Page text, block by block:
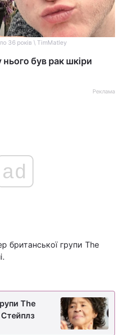
36 років \ TimMatley
був рак шкіри
Реклама
ad
британської групи The
The
Стейплз